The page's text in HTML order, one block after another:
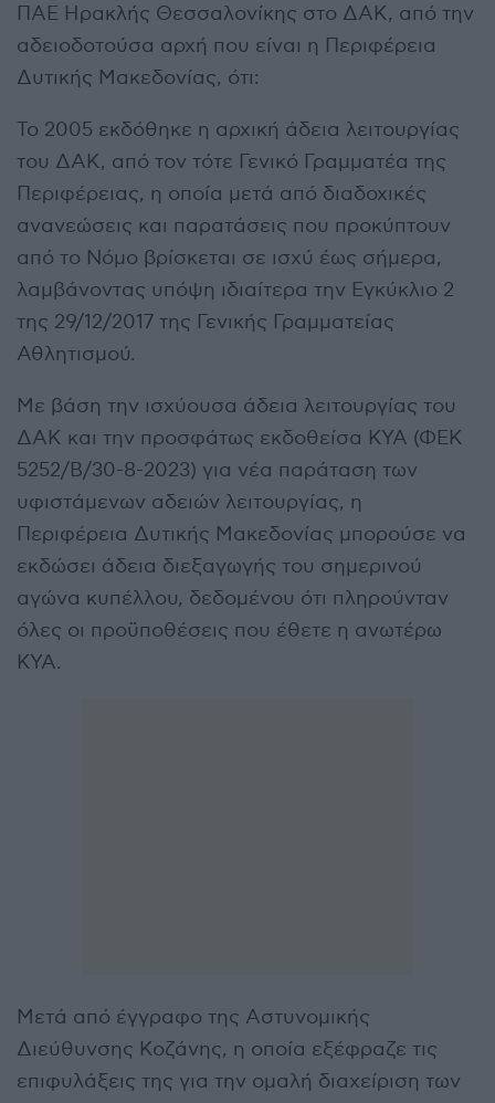
ΠΑΕ Ηρακλής Θεσσαλονίκης στο ΔΑΚ, από την
αδειοδοτούσα αρχή που είναι η Περιφέρεια
Δυτικής Μακεδονίας, ότι:
Το 2005 εκδόθηκε η αρχική άδεια λειτουργίας
του ΔΑΚ, από τον τότε Γενικό Γραμματέα της
Περιφέρειας, η οποία μετά από διαδοχικές
ανανεώσεις και παρατάσεις που προκύπτουν
από το Νόμο βρίσκεται σε ισχύ έως σήμερα,
λαμβάνοντας υπόψη ιδιαίτερα την Εγκύκλιο 2
της 29/12/2017 της Γενικής Γραμματείας
Αθλητισμού.
Με βάση την ισχύουσα άδεια λειτουργίας του
ΔΑΚ και την προσφάτως εκδοθείσα ΚΥΑ (ΦΕΚ
5252/Β/30-8-2023) για νέα παράταση των
υφιστάμενων αδειών λειτουργίας, η
Περιφέρεια Δυτικής Μακεδονίας μπορούσε να
εκδώσει άδεια διεξαγωγής του σημερινού
αγώνα κυπέλλου, δεδομένου ότι πληρούνταν
όλες οι προϋποθέσεις που έθετε η ανωτέρω
ΚΥΑ.
Μετά από έγγραφο της Αστυνομικής
Διεύθυνσης Κοζάνης, η οποία εξέφραζε τις
επιφυλάξεις της για την ομαλή διαχείριση των